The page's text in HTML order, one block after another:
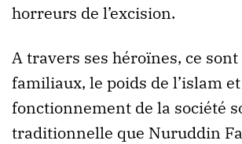
horreurs de l’excision.
A travers ses héroïnes, ce
familiaux, le poids de l’islam
fonctionnement de la société
traditionnelle que Nuruddin